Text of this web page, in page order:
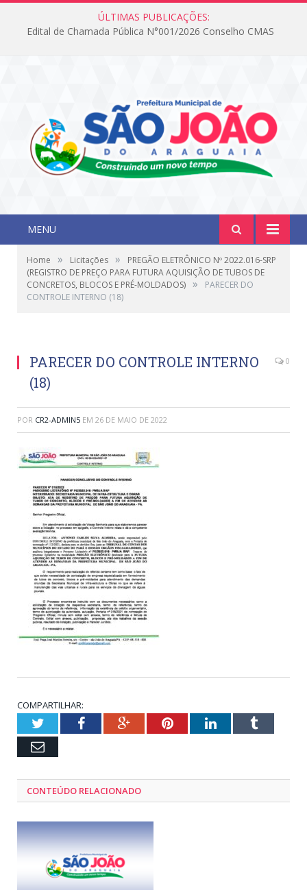
ÚLTIMAS PUBLICAÇÕES:
Edital de Chamada Pública N°001/2026 Conselho CMAS
MENU
Home » Licitações »
PREGÃO ELETRÔNICO Nº 2022.016-SRP
(REGISTRO DE PREÇO PARA FUTURA AQUISIÇÃO DE TUBOS DE
CONCRETOS, BLOCOS E PRÉ-MOLDADOS) »
PARECER DO
CONTROLE INTERNO (18)
PARECER DO CONTROLE INTERNO
(18)
0
POR CR2-ADMIN5 EM 26 DE MAIO DE 2022
COMPARTILHAR:
TwitterFacebookGoogle+PinterestLinkedInTumblr
Email
CONTEÚDO RELACIONADO